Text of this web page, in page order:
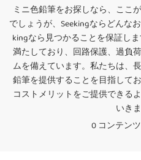
ミニ色鉛筆をお探しなら、ここ
でしょうが、Seekingならどんな
kingなら見つかることを保証し
満たしており、回路保護、過負
ムを備えています。私たちは、
鉛筆を提供することを目指して
コストメリットをご提供できる
いきま
0 コンテンツ